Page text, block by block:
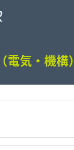
電気・機構）